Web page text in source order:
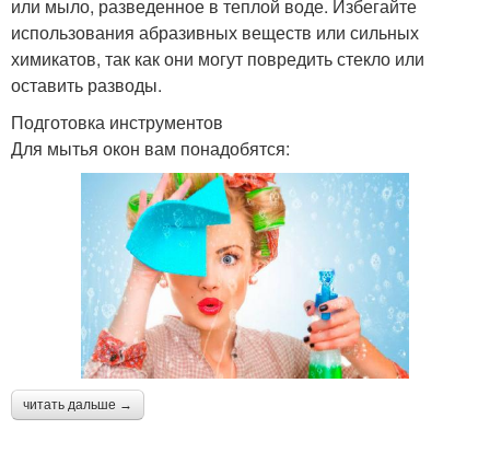
или мыло, разведенное в теплой воде. Избегайте
использования абразивных веществ или сильных
химикатов, так как они могут повредить стекло или
оставить разводы.
Подготовка инструментов
Для мытья окон вам понадобятся:
читать дальше →